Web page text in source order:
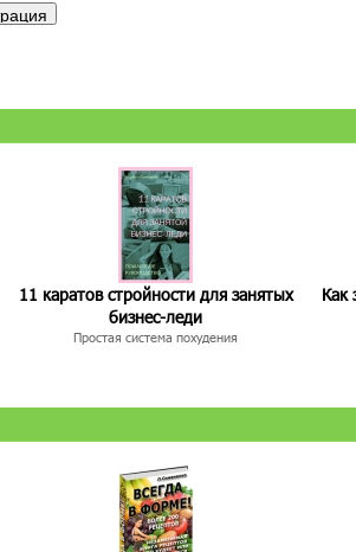
11 каратов стройности для занятых
бизнес-леди
Простая система похудения
Как